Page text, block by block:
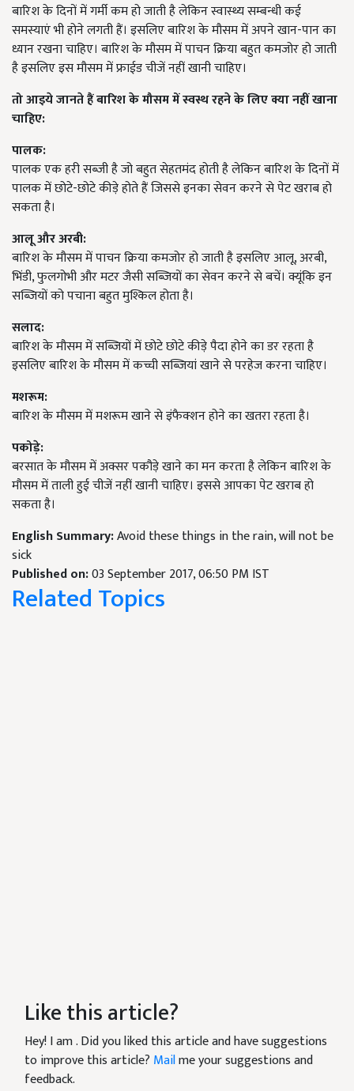
बारिश के दिनों में गर्मी कम हो जाती है लेकिन स्वास्थ्य सम्बन्धी कई
समस्याएं भी होने लगती हैं। इसलिए बारिश के मौसम में अपने खान-पान का
ध्यान रखना चाहिए। बारिश के मौसम में पाचन क्रिया बहुत कमजोर हो जाती
है इसलिए इस मौसम में फ्राईड चीजें नहीं खानी चाहिए।
तो आइये जानते हैं बारिश के मौसम में स्वस्थ रहने के लिए क्या नहीं खाना
चाहिए:
पालक:
पालक एक हरी सब्जी है जो बहुत सेहतमंद होती है लेकिन बारिश के दिनों में
पालक में छोटे-छोटे कीड़े होते हैं जिससे इनका सेवन करने से पेट खराब हो
सकता है।
आलू और अरबी:
बारिश के मौसम में पाचन क्रिया कमजोर हो जाती है इसलिए आलू, अरबी,
भिंडी, फुलगोभी और मटर जैसी सब्जियों का सेवन करने से बचें। क्यूंकि इन
सब्जियों को पचाना बहुत मुश्किल होता है।
सलाद:
बारिश के मौसम में सब्जियों में छोटे छोटे कीड़े पैदा होने का डर रहता है
इसलिए बारिश के मौसम में कच्ची सब्जियां खाने से परहेज करना चाहिए।
मशरूम:
बारिश के मौसम में मशरूम खाने से इंफैक्शन होने का खतरा रहता है।
पकोड़े:
बरसात के मौसम में अक्सर पकौड़े खाने का मन करता है लेकिन बारिश के
मौसम में ताली हुई चीजें नहीं खानी चाहिए। इससे आपका पेट खराब हो
सकता है।
English Summary:Avoid these things in the rain, will not be
sick
Published on:03 September 2017, 06:50 PM IST
Related Topics
Like this article?
Hey! I am. Did you liked this article and have suggestions
to improve this article? Mailme your suggestions and
feedback.